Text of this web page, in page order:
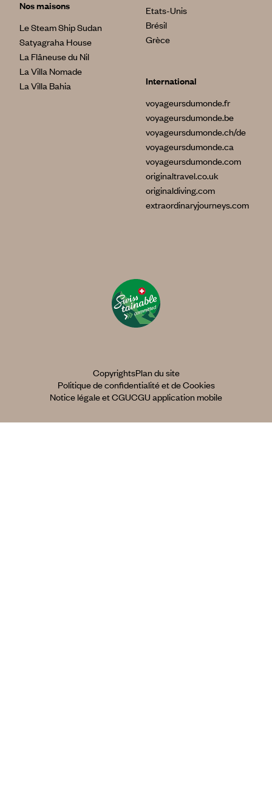
Nos maisons
Le Steam Ship Sudan
Satyagraha House
La Flâneuse du Nil
La Villa Nomade
La Villa Bahia
Etats-Unis
Brésil
Grèce
International
voyageursdumonde.fr
voyageursdumonde.be
voyageursdumonde.ch/de
voyageursdumonde.ca
voyageursdumonde.com
originaltravel.co.uk
originaldiving.com
extraordinaryjourneys.com
CopyrightsPlan du site
Politique de confidentialité et de Cookies
Notice légale et CGUCGU application mobile